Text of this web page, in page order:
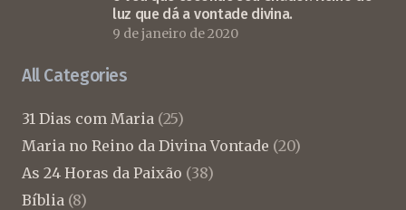
luz que dá a vontade divina.
9 de janeiro de 2020
All Categories
31 Dias com Maria (25)
Maria no Reino da Divina Vontade (20)
As 24 Horas da Paixão (38)
Bíblia (8)